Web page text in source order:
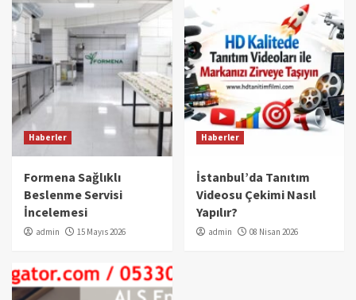
Haberler
Formena Sağlıklı
Beslenme Servisi
İncelemesi
admin 15 Mayıs 2026
Haberler
İstanbul’da Tanıtım
Videosu Çekimi Nasıl
Yapılır?
admin 08 Nisan 2026